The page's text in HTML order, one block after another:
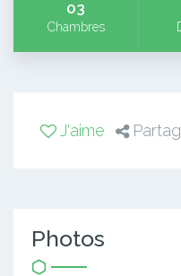
03
Chambres
J'aime
Photos